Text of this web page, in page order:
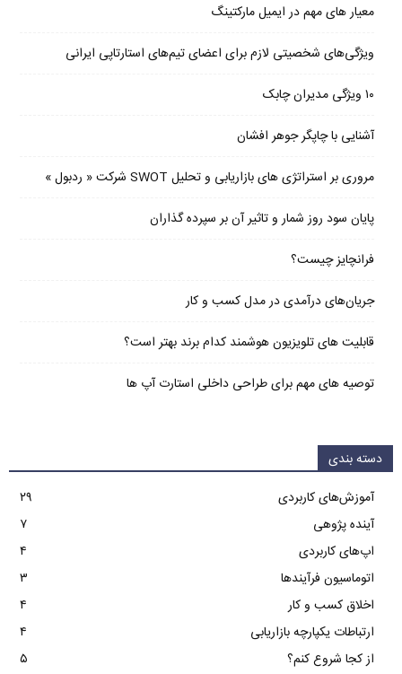
معیار های مهم در ایمیل مارکتینگ
ویژگی‌های شخصیتی لازم برای اعضای تیم‌های استارتاپی ایرانی
۱۰ ویژگی مدیران چابک
آشنایی با چاپگر جوهر افشان
مروری بر استراتژی های بازاریابی و تحلیل SWOT شرکت « ردبول »
پایان سود روز شمار و تاثیر آن بر سپرده گذاران
فرانچایز چیست؟
جریان‌های درآمدی در مدل کسب و کار
قابلیت های تلویزیون هوشمند کدام برند بهتر است؟
توصیه های مهم برای طراحی داخلی استارت آپ‌ ها
دسته بندی
آموزش‌های کاربردی
۲۹
آینده پژوهی
۷
اپ‌های کاربردی
۴
اتوماسیون فرآیندها
۳
اخلاق کسب و کار
۴
ارتباطات یکپارچه بازاریابی
۴
از کجا شروع کنم؟
۵